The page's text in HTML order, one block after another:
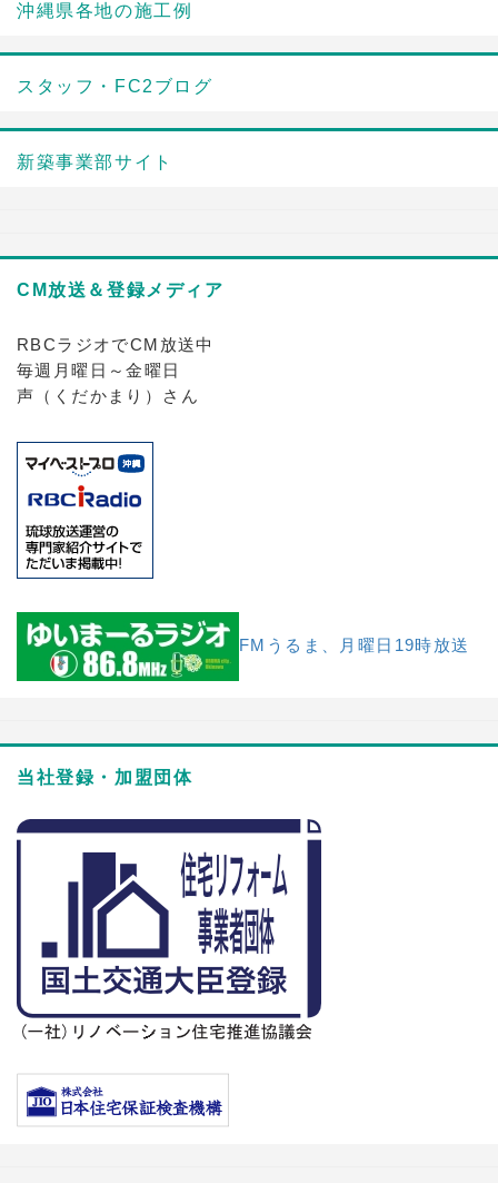
沖縄県各地の施工例
スタッフ・FC2ブログ
新築事業部サイト
CM放送＆登録メディア
RBCラジオでCM放送中
毎週月曜日～金曜日
声（くだかまり）さん
FMうるま、月曜日19時放送
当社登録・加盟団体